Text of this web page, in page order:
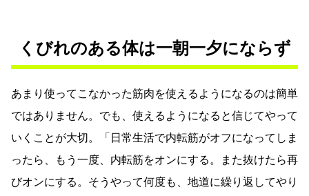
くびれのある体は一朝一夕にならず
あまり使ってこなかった筋肉を使えるようになるのは簡単
ではありません。でも、使えるようになると信じてやって
いくことが大切。「日常生活で内転筋がオフになってしま
ったら、もう一度、内転筋をオンにする。また抜けたら再
びオンにする。そうやって何度も、地道に繰り返してやり